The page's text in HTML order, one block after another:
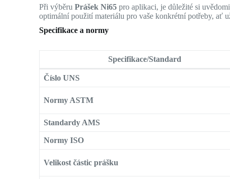
Při výběruPrášek Ni65 pro aplikaci, je důležité si
optimální použití materiálu pro vaše konkrétní potřeby, ať
Specifikace a normy
Specifikace/Standard
Číslo UNS
Normy ASTM
Standardy AMS
Normy ISO
Velikost částic prášku